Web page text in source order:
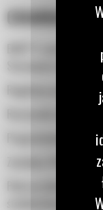
EMCP 4 zawiera
Sterowanie Auto/
Regulacja prędkości
Programowalny
Płyta przednia